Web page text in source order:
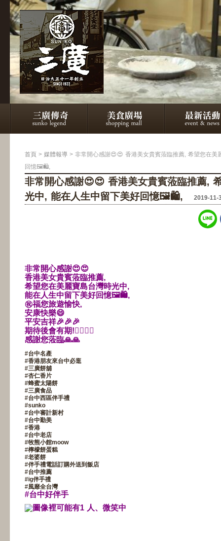
首頁 > 媒體報導 > 非常開心感謝😍😍 香港美女貴賓蒞臨推薦, 希望您在美
回憶🖼🛍,
非常開心感謝😍😍 香港美女貴賓蒞臨推薦,
光中, 能在人生中留下美好回憶🖼🛍,
2019-11-
非常開心感謝😍😍
香港美女貴賓蒞臨推薦,
希望您在美麗寶島台灣時光中,
能在人生中留下美好回憶🖼🛍,
㊗️福您旅遊愉快,
安康快樂😄
平安吉祥🎉🎉🎉
期待後會有期!🙋‍♀️ 🙋‍♀️
感謝您蒞臨🙏🙏
#台中名產
#香港朋友來台中必逛
#三廣餅舖
#杏仁香片
#蜂蜜太陽餅
#三廣食品
#台中西區伴手禮
#sunko
#台中審計新村
#台中勤美
#香港
#台中老店
#牧熊小館moow
#檸檬餅蛋糕
#老婆餅
#伴手禮電話訂購外送到飯店
#台中推薦
#ig伴手禮
#風靡全台灣
#台中好伴手